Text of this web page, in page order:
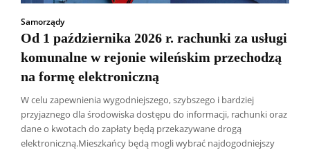
Samorządy
Od 1 października 2026 r. rachunki za usługi
komunalne w rejonie wileńskim przechodzą
na formę elektroniczną
W celu zapewnienia wygodniejszego, szybszego i bardziej
przyjaznego dla środowiska dostępu do informacji, rachunki oraz
dane o kwotach do zapłaty będą przekazywane drogą
elektroniczną.Mieszkańcy będą mogli wybrać najdogodniejszy